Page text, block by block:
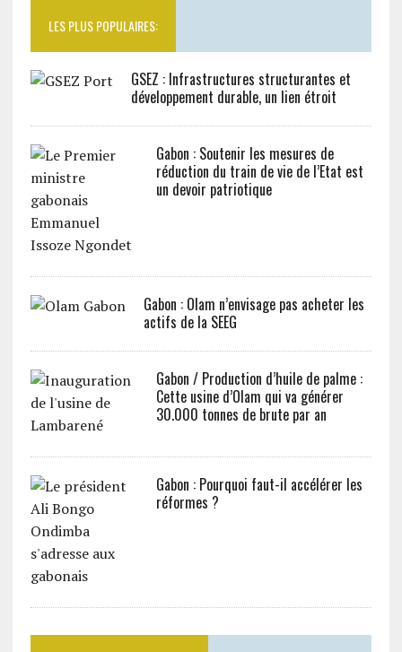
LES PLUS POPULAIRES:
GSEZ : Infrastructures structurantes et
développement durable, un lien étroit
Gabon : Soutenir les mesures de
réduction du train de vie de l’Etat est
un devoir patriotique
Gabon : Olam n’envisage pas acheter les
actifs de la SEEG
Gabon / Production d’huile de palme :
Cette usine d’Olam qui va générer
30.000 tonnes de brute par an
Gabon : Pourquoi faut-il accélérer les
réformes ?